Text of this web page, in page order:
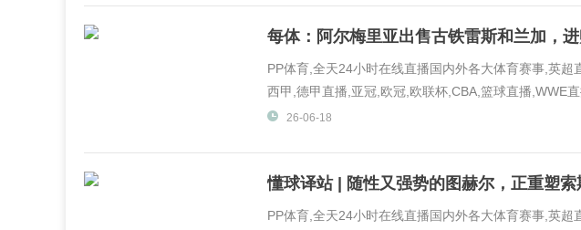
每体：阿尔梅里亚出售古铁雷斯和兰加，
PP体育,全天24小时在线直播国内外各大体育赛事,英超
西甲,德甲直播,亚冠,欧冠,欧联杯,CBA,篮球直播,WWE直
体育,PP视频一起玩出精彩...
26-06-18
懂球译站 | 随性又强势的图赫尔，正重塑
PP体育,全天24小时在线直播国内外各大体育赛事,英超